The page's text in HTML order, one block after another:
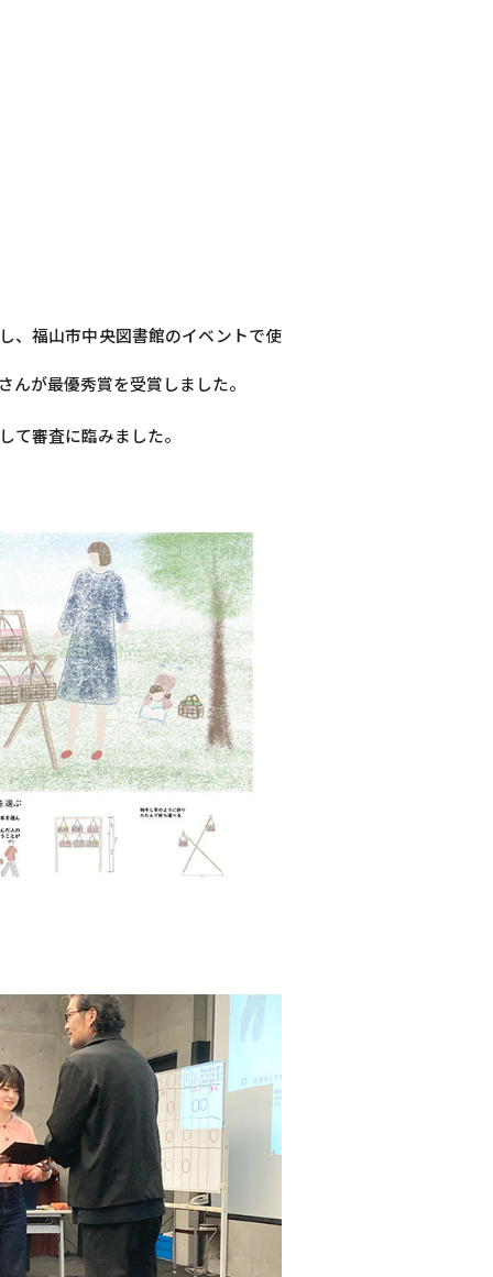
、福山市中央図書館のイベントで使
が最優秀賞を受賞しました。
審査に臨みました。